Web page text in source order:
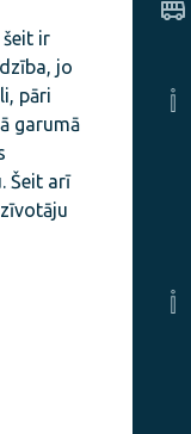
ir
jo
pāri
garumā
Šeit arī